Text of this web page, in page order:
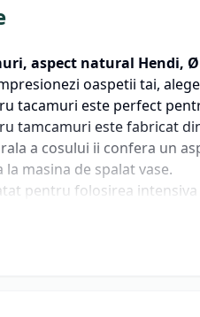
aspect natural Hendi,
oaspetii tai,
tacamuri este perfect
tamcamuri este fabricat
a cosului ii confera un
la masina de spalat vase.
pentru folosirea